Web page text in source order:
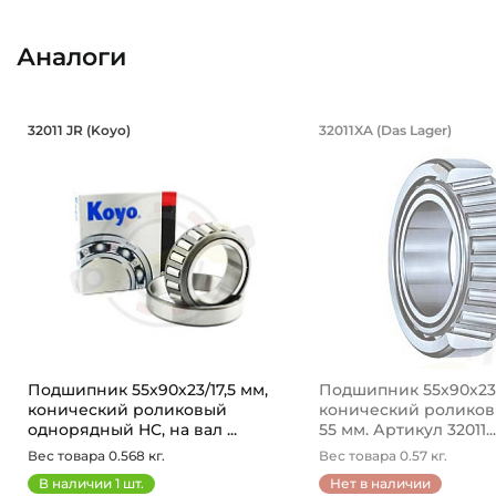
Аналоги
Подшипник 55х90х23/17,5 мм,
32011 JR (Koyo)
Подшипник 55х90х23/17,5 мм,
конический роликовый
однорядный HC, на вал ...
Вес товара 0.568 кг.
В наличии 1 шт.
Подшипник
32011XA (Das Lager)
Подшипник
конический
55 мм. Артикул 32011...
Вес товара 0.57 кг.
Нет в наличии